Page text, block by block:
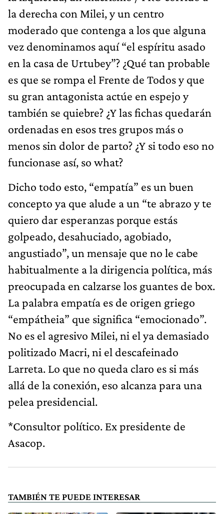
la derecha con Milei, y un centro
moderado que contenga a los que alguna
vez denominamos aquí “el espíritu asado
en la casa de Urtubey”? ¿Qué tan probable
es que se rompa el Frente de Todos y que
su gran antagonista actúe en espejo y
también se quiebre? ¿Y las fichas quedarán
ordenadas en esos tres grupos más o
menos sin dolor de parto? ¿Y si todo eso no
funcionase así, so what?
Dicho todo esto, “empatía” es un buen
concepto ya que alude a un “te abrazo y te
quiero dar esperanzas porque estás
golpeado, desahuciado, agobiado,
angustiado”, un mensaje que no le cabe
habitualmente a la dirigencia política, más
preocupada en calzarse los guantes de box.
La palabra empatía es de origen griego
“empátheia” que significa “emocionado”.
No es el agresivo Milei, ni el ya demasiado
politizado Macri, ni el descafeinado
Larreta. Lo que no queda claro es si más
allá de la conexión, eso alcanza para una
pelea presidencial.
*Consultor político. Ex presidente de
Asacop.
TAMBIÉN TE PUEDE INTERESAR